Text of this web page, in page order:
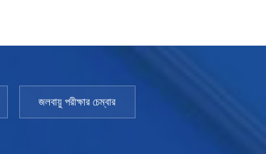
জলবায়ু পরীক্ষার চেম্বার